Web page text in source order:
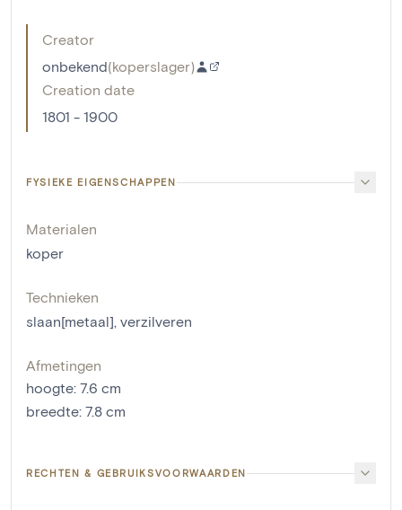
Creator
onbekend(koperslager)
Creation date
1801 - 1900
FYSIEKE EIGENSCHAPPEN
Materialen
koper
Technieken
slaan[metaal], verzilveren
Afmetingen
hoogte: 7.6 cm
breedte: 7.8 cm
RECHTEN & GEBRUIKSVOORWAARDEN